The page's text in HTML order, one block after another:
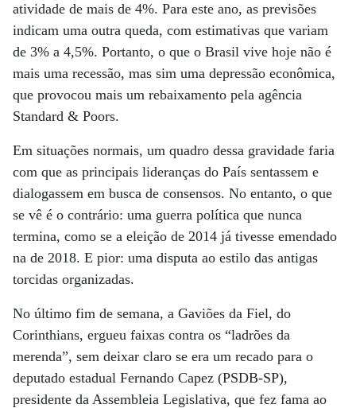
atividade de mais de 4%. Para este ano, as previsões
indicam uma outra queda, com estimativas que variam
de 3% a 4,5%. Portanto, o que o Brasil vive hoje não é
mais uma recessão, mas sim uma depressão econômica,
que provocou mais um rebaixamento pela agência
Standard & Poors.
Em situações normais, um quadro dessa gravidade faria
com que as principais lideranças do País sentassem e
dialogassem em busca de consensos. No entanto, o que
se vê é o contrário: uma guerra política que nunca
termina, como se a eleição de 2014 já tivesse emendado
na de 2018. E pior: uma disputa ao estilo das antigas
torcidas organizadas.
No último fim de semana, a Gaviões da Fiel, do
Corinthians, ergueu faixas contra os “ladrões da
merenda”, sem deixar claro se era um recado para o
deputado estadual Fernando Capez (PSDB-SP),
presidente da Assembleia Legislativa, que fez fama ao